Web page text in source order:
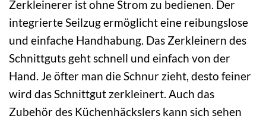
Zerkleinerer ist ohne Strom zu bedienen. Der
integrierte Seilzug ermöglicht eine reibungslose
und einfache Handhabung. Das Zerkleinern des
Schnittguts geht schnell und einfach von der
Hand. Je öfter man die Schnur zieht, desto feiner
wird das Schnittgut zerkleinert. Auch das
Zubehör des Küchenhäckslers kann sich sehen